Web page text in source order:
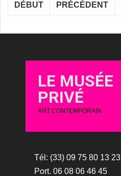
DÉBUT PRÉCÉDENT
LE MUSÉE
PRIVÉ
ART CONTEMPORAIN
Tél: (33) 09 75 80 13 23
Port. 06 08 06 46 45